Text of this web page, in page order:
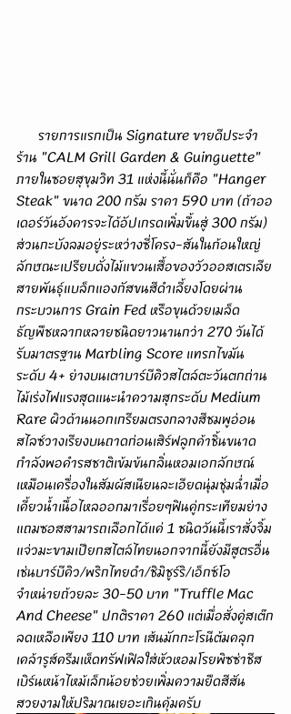
ร้าน "CALM Grill Garden & Guinguette"
ภายในซอยสุขุมวิท 31 แห่งนี้นั่นก็คือ "Hanger
Steak" ขนาด 200 กรัม ราคา 590 บาท (ถ้าออ
เดอร์วันอังคารจะได้อัปเกรดเพิ่มขึ้นสู่ 300 กรัม)
ส่วนกะบังลมอยู่ระหว่างซี่โครง-สันในก้อนใหญ่
ลักษณะเปรียบดั่งไม้แขวนเสื้อของวัวออสเตรเลีย
สายพันธุ์แบล็กแองกัสขนสีดำเลี้ยงโดยผ่าน
กระบวนการ Grain Fed หรือขุนด้วยเมล็ด
ธัญพืชหลากหลายชนิดยาวนานกว่า 270 วันได้
รับมาตรฐาน Marbling Score แทรกไขมัน
ระดับ 4+ ย่างบนเตาบาร์บีคิวสไตล์ตะวันตกถ่าน
ไม้เร่งไฟแรงสุดแนะนำความสุกระดับ Medium
Rare ผิวด้านนอกเกรียมตรงกลางสีชมพูอ่อน
สไลซ์วางเรียงบนถาดก่อนเสิร์ฟลูกค้าชิ้นขนาด
กำลังพอคำรสชาติเข้มข้นกลิ่นหอมเอกลักษณ์
เหมือนเครื่องในสัมผัสเนียนละเอียดนุ่มชุ่มฉ่ำเมื่อ
เคี้ยวน้ำเนื้อไหลออกมาเรื่อยๆฟินคู่กระเทียมย่าง
แถมซอสสามารถเลือกได้แค่ 1 ชนิดวันนี้เราสั่งจิ้ม
แจ่วมะขามเปียกสไตล์ไทยนอกจากนี้ยังมีสูตรอื่น
เช่นบาร์บีคิว/พริกไทยดำ/ชิมิชูร์ริ/เอ็กซ์โอ
จำหน่ายถ้วยละ 30-50 บาท "Truffle Mac
And Cheese" ปกติราคา 260 แต่เมื่อสั่งคู่สเต๊ก
ลดเหลือเพียง 110 บาท เส้นมักกะโรนีต้มคลุก
เคล้ารูส์ครีมเห็ดทรัฟเฟิลใส่หัวหอมโรยพิซซ่าชีส
เบิร์นหน้าไหม้เล็กน้อยช่วยเพิ่มความยืดสีสัน
สวยงามให้ปริมาณเยอะเกินคุ้มครับ